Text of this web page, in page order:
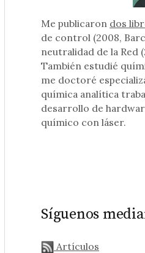
Me publicaron dos
de control (2008,
neutralidad de la Red
También estudié
me doctoré
química analítica
desarrollo de
químico con láser.
Síguenos
Artículos